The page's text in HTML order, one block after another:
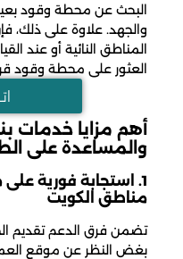
البحث عن محطة وقود
والجهد. علاوة على ذلك،
المناطق النائية أو عند
العثور على محطة وقود
أهم مزايا خدمات
والمساعدة على
مناطق الكويت
تضمن فرق الدعم تقديم
بغض النظر عن موقع